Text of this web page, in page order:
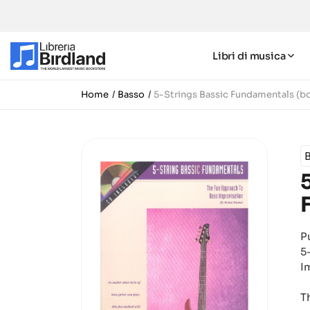
Libri di musica
Home Basso 5-Strings Bassic Fundamentals